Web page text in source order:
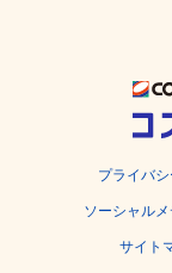
プライバ
ソーシャル
サイト